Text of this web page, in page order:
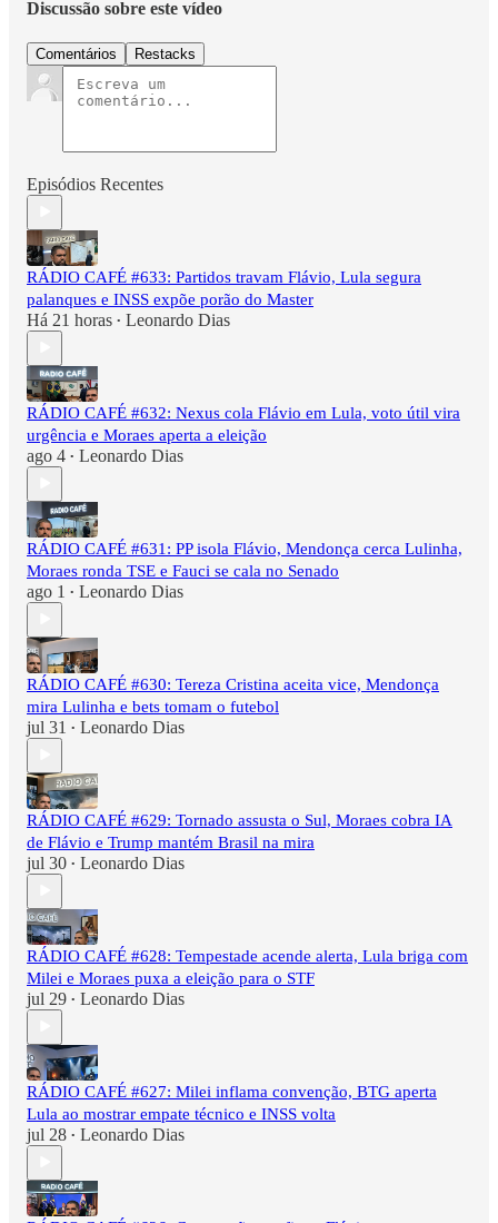
Discussão sobre este vídeo
Comentários Restacks
Episódios Recentes
RÁDIO CAFÉ #633: Partidos travam Flávio, Lula segura
palanques e INSS expõe porão do Master
Há 21 horas • Leonardo Dias
RÁDIO CAFÉ #632: Nexus cola Flávio em Lula, voto útil vira
urgência e Moraes aperta a eleição
ago 4 • Leonardo Dias
RÁDIO CAFÉ #631: PP isola Flávio, Mendonça cerca Lulinha,
Moraes ronda TSE e Fauci se cala no Senado
ago 1 • Leonardo Dias
RÁDIO CAFÉ #630: Tereza Cristina aceita vice, Mendonça
mira Lulinha e bets tomam o futebol
jul 31 • Leonardo Dias
RÁDIO CAFÉ #629: Tornado assusta o Sul, Moraes cobra IA
de Flávio e Trump mantém Brasil na mira
jul 30 • Leonardo Dias
RÁDIO CAFÉ #628: Tempestade acende alerta, Lula briga com
Milei e Moraes puxa a eleição para o STF
jul 29 • Leonardo Dias
RÁDIO CAFÉ #627: Milei inflama convenção, BTG aperta
Lula ao mostrar empate técnico e INSS volta
jul 28 • Leonardo Dias